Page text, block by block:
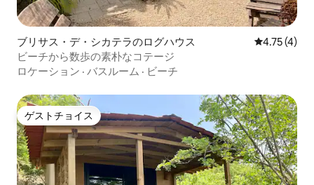
ブリサス・デ・シカテラのログハウス レビュー4
4.75 (4)
ビーチから数歩の素朴なコテージ
ロケーション · バスルーム · ビーチ
ゲストチョイス
ゲストチョイス